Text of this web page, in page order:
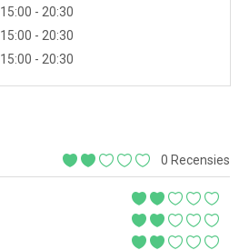
15:00 - 20:30
15:00 - 20:30
15:00 - 20:30
0 Recensies